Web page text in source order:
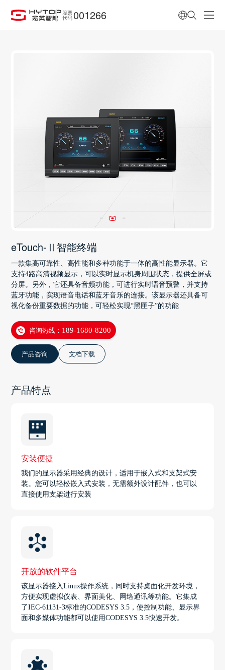
股票
代码 001266
eTouch-Ⅱ智能终端
一款集高可靠性、高性能和多种功能于一体的高性能显示器。它
支持4路高清视频显示，可以实时显示机身周围状态，提供全屏或
分屏。另外，它还具备音频功能，可进行实时语音预警，并支持
蓝牙功能，实现语音电话和蓝牙音乐的连接。该显示器还具备可
视化备份重要数据的功能，可轻松实现“黑匣子”的功能
咨询热线： 189-1680-8200
产品咨询 文档下载
产品特点
安装便捷
我们的显示器采用经典的设计，适用于嵌入式和支架式安
装。您可以轻松嵌入式安装，无需额外设计配件，也可以
直接使用支架进行安装
开放的软件平台
该显示器接入Linux操作系统，同时支持桌面化开发环境，
方便实现虚拟仪表、界面美化、网络通讯等功能。它集成
了IEC-61131-3标准的CODESYS 3.5，使控制功能、显示界
面和多媒体功能都可以使用CODESYS 3.5快速开发。